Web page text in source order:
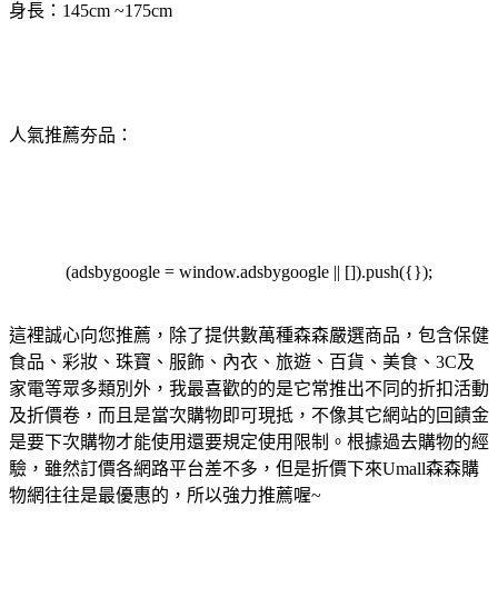
身長：145cm ~175cm
人氣推薦夯品：
(adsbygoogle = window.adsbygoogle || []).push({});
這裡誠心向您推薦，除了提供數萬種森森嚴選商品，包含保健
食品、彩妝、珠寶、服飾、內衣、旅遊、百貨、美食、3C及
家電等眾多類別外，我最喜歡的的是它常推出不同的折扣活動
及折價卷，而且是當次購物即可現抵，不像其它網站的回饋金
是要下次購物才能使用還要規定使用限制。根據過去購物的經
驗，雖然訂價各網路平台差不多，但是折價下來Umall森森購
物網往往是最優惠的，所以強力推薦喔~